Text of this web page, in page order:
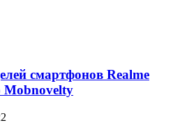
смартфонов Realme
Mobnovelty